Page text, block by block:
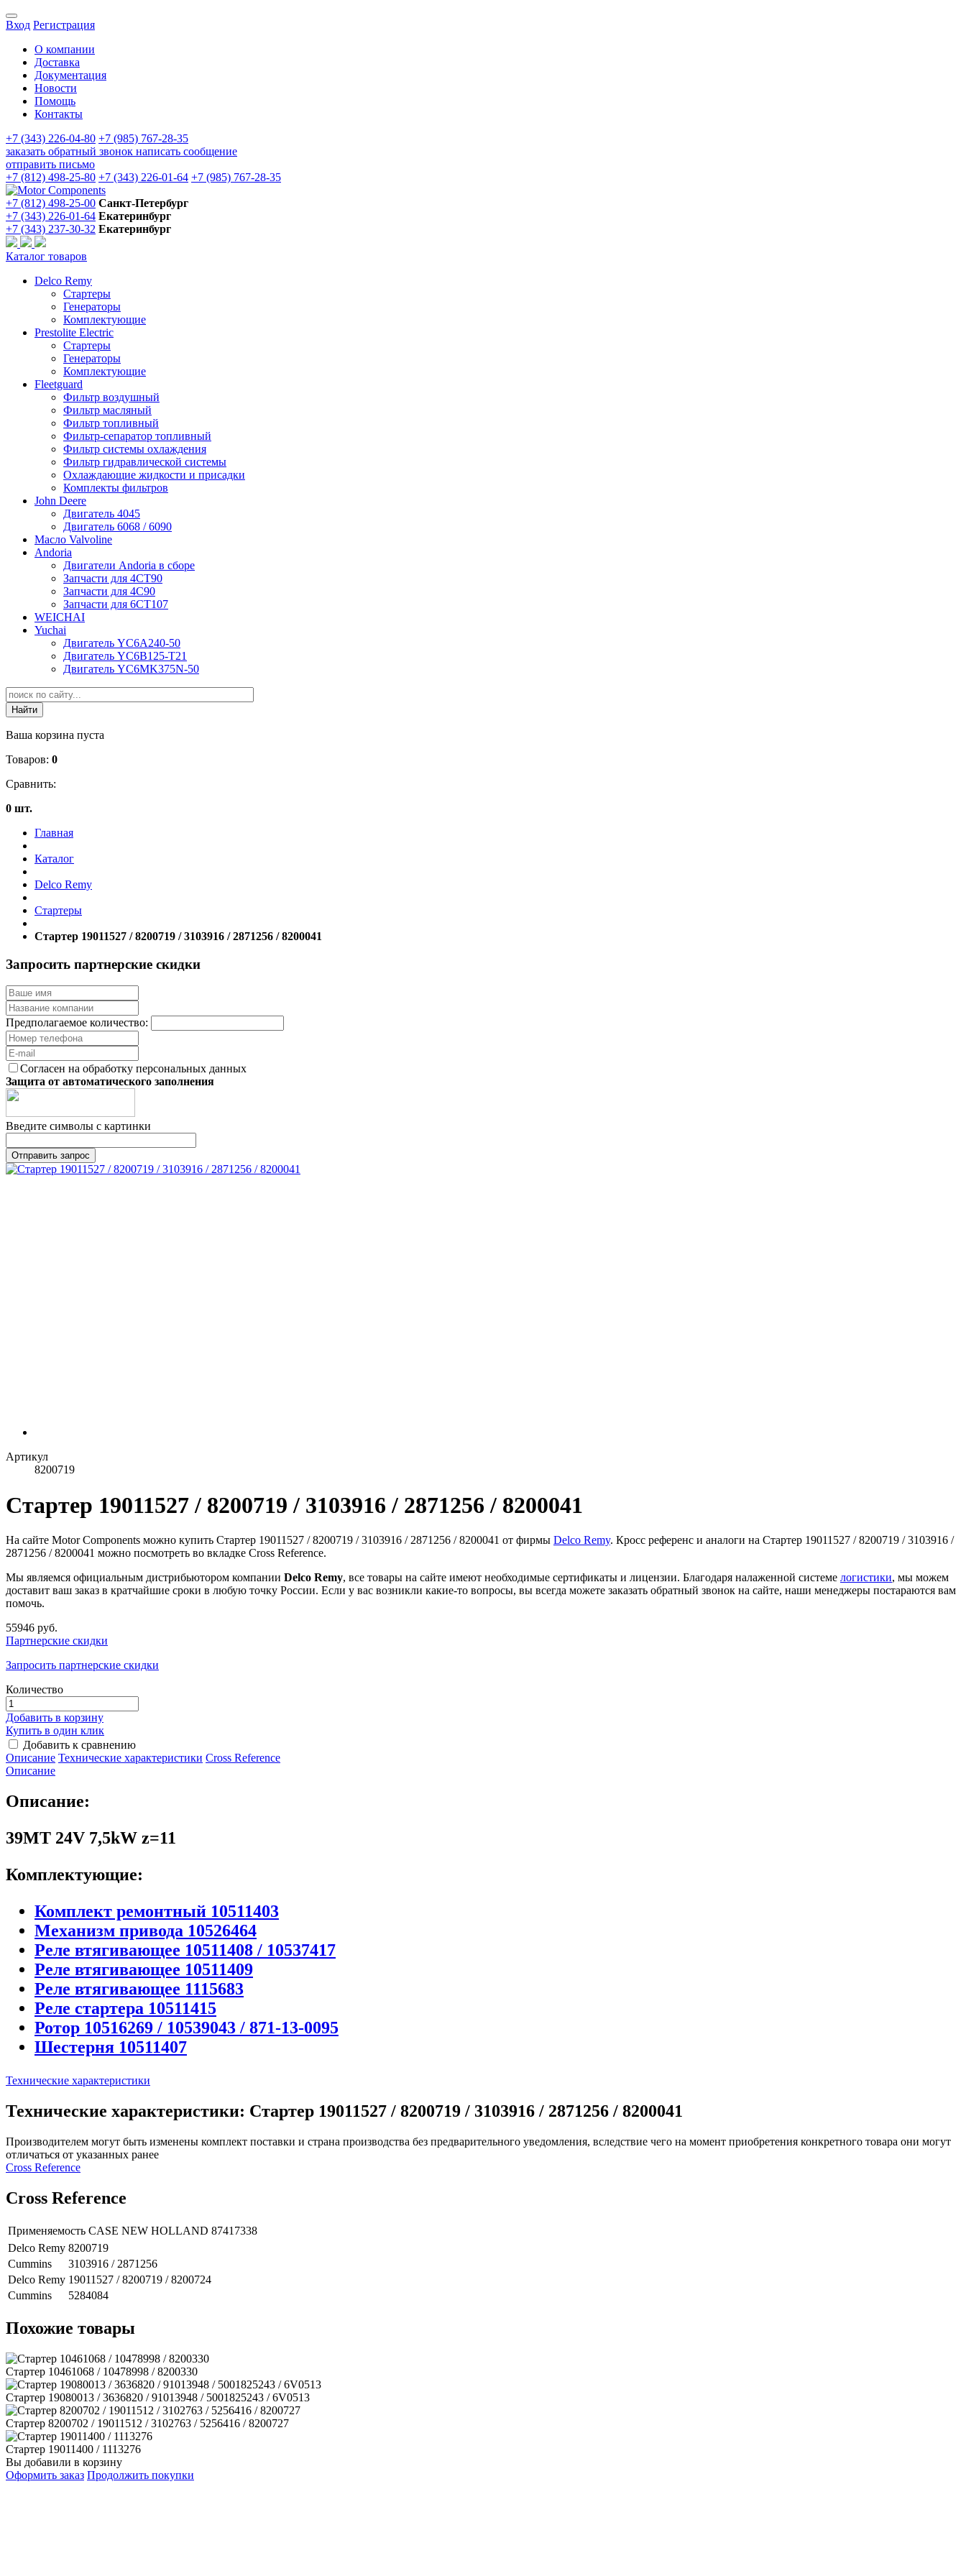
Вход Регистрация
О компании
Доставка
Документация
Новости
Помощь
Контакты
+7 (343) 226-04-80 +7 (985) 767-28-35
заказать обратный звонок написать сообщение
отправить письмо
+7 (812) 498-25-80 +7 (343) 226-01-64 +7 (985) 767-28-35
+7 (812) 498-25-00 Санкт-Петербург
+7 (343) 226-01-64 Екатеринбург
+7 (343) 237-30-32 Екатеринбург
Каталог товаров
Delco Remy
Стартеры
Генераторы
Комплектующие
Prestolite Electric
Стартеры
Генераторы
Комплектующие
Fleetguard
Фильтр воздушный
Фильтр масляный
Фильтр топливный
Фильтр-сепаратор топливный
Фильтр системы охлаждения
Фильтр гидравлической системы
Охлаждающие жидкости и присадки
Комплекты фильтров
John Deere
Двигатель 4045
Двигатель 6068 / 6090
Масло Valvoline
Andoria
Двигатели Andoria в сборе
Запчасти для 4CT90
Запчасти для 4С90
Запчасти для 6CT107
WEICHAI
Yuchai
Двигатель YC6A240-50
Двигатель YC6B125-T21
Двигатель YC6MK375N-50
Ваша корзина пуста
Товаров: 0
Сравнить:
0 шт.
Главная
Каталог
Delco Remy
Стартеры
Стартер 19011527 / 8200719 / 3103916 / 2871256 / 8200041
Запросить партнерские скидки
Предполагаемое количество:
Согласен на обработку персональных данных
Защита от автоматического заполнения
Введите символы с картинки
Артикул
8200719
Стартер 19011527 / 8200719 / 3103916 / 2871256 / 8200041
На сайте Motor Components можно купить Стартер 19011527 / 8200719 / 3103916 / 2871256 / 8200041 от фирмы Delco Remy. Кросс референс и аналоги на Стартер 19011527 / 8200719 / 3103916 /
2871256 / 8200041 можно посмотреть во вкладке Cross Reference.
Мы являемся официальным дистрибьютором компании Delco Remy, все товары на сайте имеют необходимые сертификаты и лицензии. Благодаря налаженной системе логистики, мы можем
доставит ваш заказ в кратчайшие сроки в любую точку России. Если у вас возникли какие-то вопросы, вы всегда можете заказать обратный звонок на сайте, наши менеджеры постараются вам
помочь.
55946 руб.
Партнерские скидки
Запросить партнерские скидки
Количество
Добавить в корзину
Купить в один клик
Добавить к сравнению
Описание Технические характеристики Сross Reference
Описание
Описание:
39MT 24V 7,5kW z=11
Комплектующие:
Комплект ремонтный 10511403
Механизм привода 10526464
Реле втягивающее 10511408 / 10537417
Реле втягивающее 10511409
Реле втягивающее 1115683
Реле стартера 10511415
Ротор 10516269 / 10539043 / 871-13-0095
Шестерня 10511407
Технические характеристики
Технические характеристики: Стартер 19011527 / 8200719 / 3103916 / 2871256 / 8200041
Производителем могут быть изменены комплект поставки и страна производства без предварительного уведомления, вследствие чего на момент приобретения конкретного товара они могут
отличаться от указанных ранее
Сross Reference
Сross Reference
Применяемость CASE NEW HOLLAND 87417338
Delco Remy 8200719
Cummins
3103916 / 2871256
Delco Remy 19011527 / 8200719 / 8200724
Cummins
5284084
Похожие товары
Стартер 10461068 / 10478998 / 8200330
Стартер 19080013 / 3636820 / 91013948 / 5001825243 / 6V0513
Стартер 8200702 / 19011512 / 3102763 / 5256416 / 8200727
Стартер 19011400 / 1113276
Вы добавили в корзину
Оформить заказ Продолжить покупки